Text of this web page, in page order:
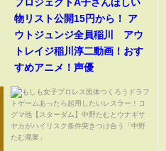
プロジェクトA子さんほしい
物リスト公開15円から！ ア
ウトジュンジ全員稲川 アウ
トレイジ稲川淳二動画！おす
すめアニメ！声優